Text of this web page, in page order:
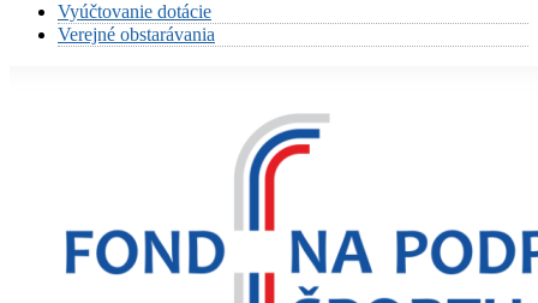
Vyúčtovanie dotácie
Verejné obstarávania